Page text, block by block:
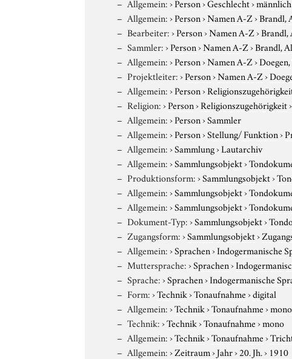
Allgemein:›Person›Geschlecht›männlich
Allgemein:›Person›Namen A-Z›Brandl,
Bearbeiter:›Person›Namen A-Z›Brandl,
Sammler:›Person›Namen A-Z›Brandl,
Allgemein:›Person›Namen A-Z›
Projektleiter:›Person›Namen A-Z›
Allgemein:›Person›
Religion:›Person›Religionszugehörigkeit
Allgemein:›Person›Sammler
Allgemein:›Person›Stellung/ Funktion›
Allgemein:›Sammlung›Lautarchiv
Allgemein:›Sammlungsobjekt›
Produktionsform:›Sammlungsobjekt›
Allgemein:›Sammlungsobjekt›
Allgemein:›Sammlungsobjekt›
Dokument-Typ:›Sammlungsobjekt›
Zugangsform:›Sammlungsobjekt›
Allgemein:›Sprachen›Indogermanische
Muttersprache:›Sprachen›
Sprache:›Sprachen›Indogermanische
Form:›Technik›Tonaufnahme›digital
Allgemein:›Technik›Tonaufnahme›mono
Technik:›Technik›Tonaufnahme›mono
Allgemein:›Technik›Tonaufnahme›
Allgemein:›Zeitraum›Jahr›20. Jh.› 1910